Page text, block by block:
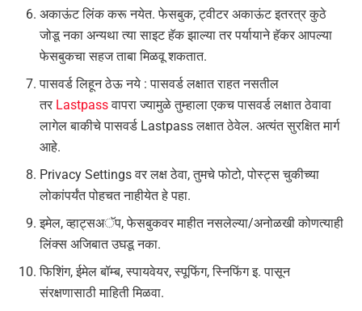
अकाऊंट लिंक करू नयेत. फेसबुक, ट्वीटर अकाऊंट इतरत्र कुठे
जोडू नका अन्यथा त्या साइट हॅक झाल्या तर पर्यायाने हॅकर आपल्या
फेसबुकचा सहज ताबा मिळवू शकतात.
पासवर्ड लिहून ठेऊ नये : पासवर्ड लक्षात राहत नसतील
तर Lastpassवापरा ज्यामुळे तुम्हाला एकच पासवर्ड लक्षात ठेवावा
लागेल बाकीचे पासवर्ड Lastpass लक्षात ठेवेल. अत्यंत सुरक्षित मार्ग
आहे.
Privacy Settings वर लक्ष ठेवा, तुमचे फोटो, पोस्ट्स चुकीच्या
लोकांपर्यंत पोहचत नाहीयेत हे पहा.
इमेल, व्हाट्सअॅप, फेसबुकवर माहीत नसलेल्या/अनोळखी कोणत्याही
लिंक्स अजिबात उघडू नका.
फिशिंग, ईमेल बॉम्ब, स्पायवेयर, स्पूफिंग, स्निफिंग इ. पासून
संरक्षणासाठी माहिती मिळवा.